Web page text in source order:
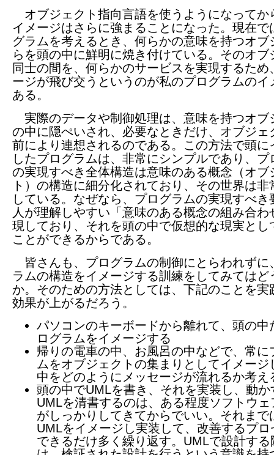
オブジェクト指向言語を使うようになってか
イメージはさらに強まることになった。現在で
グラムを考えるとき、何らかの意味を持つオブ
らを頭の中に鮮明に焼き付けている。そのオブ
同士の間を、何らかのサービスを実現するため
ージが飛び交うというのが私のプログラムのイ
ある。
実際のデータや制御処理は、意味を持つオブ
の中に隠ぺいされ、必要なときだけ、オブジェ
前により連想されるのである。この方法で頭に
したプログラムは、非常にシンプルであり、プ
の実現すべき全体構造は意味のある概念（オブ
ト）の構造に細分化されており、その世界は非
している。なぜなら、プログラムの実現すべき
人が理解しやすい「意味のある概念の組み合わ
現しており、それを頭の中で仮想的な現実とし
ことができるからである。
皆さんも、プログラムの制御にとらわれずに
ラムの構造をイメージする訓練をしてみてはど
か。そのための方法としては、下記のことを実
効果が上がるだろう。
パソコンのキーボードから離れて、頭の中
ログラムをイメージする
帰りの電車の中、お風呂の中などで、常に
ムをオブジェクトの集まりとしてイメージ
中をどのようにメッセージが流れるか考え
頭の中でUMLを書き、それを実装し、動か
UMLを清書するのは、ある程度ソフトウェ
がしっかりしてきてからでいい。それまで
UMLをイメージし実装して、改善するプロ
できるだけ多く繰り返す。UMLで設計する